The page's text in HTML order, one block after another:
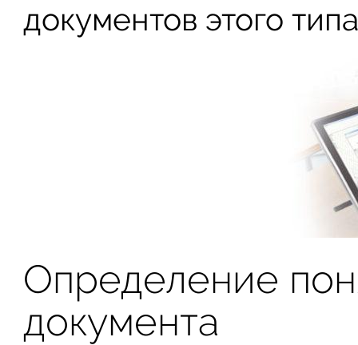
документов этого
Определение
документа